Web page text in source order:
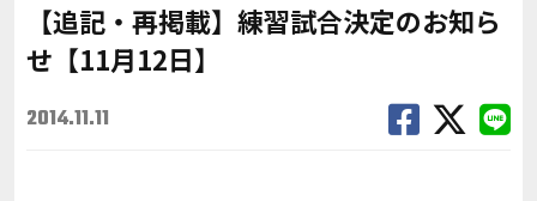
【追記・再掲載】練習試合決定のお知ら
せ【11月12日】
2014.11.11